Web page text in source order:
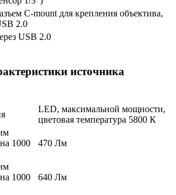
C-mount для крепления объектива,
2.0
USB 2.0
источника
LED, максимальной мощности,
цветовая температура 5800 К
1000
470 Лм
1000
640 Лм